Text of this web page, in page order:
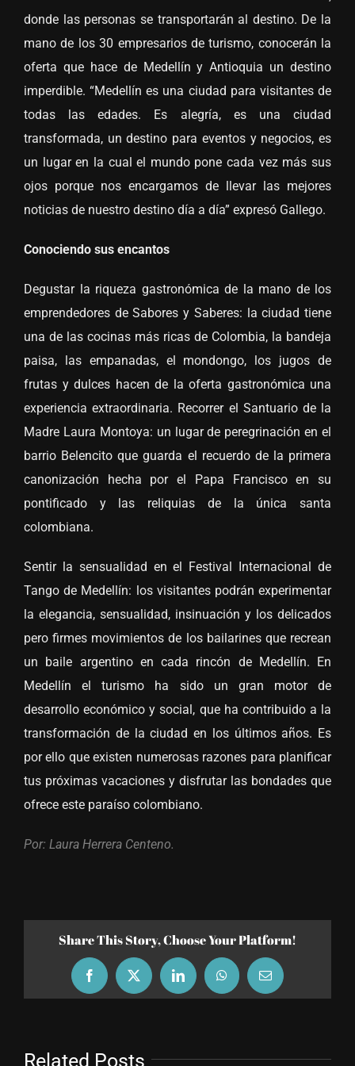
donde las personas se transportarán al destino. De la
mano de los 30 empresarios de turismo, conocerán la
oferta que hace de Medellín y Antioquia un destino
imperdible. “Medellín es una ciudad para visitantes de
todas las edades. Es alegría, es una ciudad
transformada, un destino para eventos y negocios, es
un lugar en la cual el mundo pone cada vez más sus
ojos porque nos encargamos de llevar las mejores
noticias de nuestro destino día a día” expresó Gallego.
Conociendo sus encantos
Degustar la riqueza gastronómica de la mano de los
emprendedores de Sabores y Saberes: la ciudad tiene
una de las cocinas más ricas de Colombia, la bandeja
paisa, las empanadas, el mondongo, los jugos de
frutas y dulces hacen de la oferta gastronómica una
experiencia extraordinaria. Recorrer el Santuario de la
Madre Laura Montoya: un lugar de peregrinación en el
barrio Belencito que guarda el recuerdo de la primera
canonización hecha por el Papa Francisco en su
pontificado y las reliquias de la única santa
colombiana.
Sentir la sensualidad en el Festival Internacional de
Tango de Medellín: los visitantes podrán experimentar
la elegancia, sensualidad, insinuación y los delicados
pero firmes movimientos de los bailarines que recrean
un baile argentino en cada rincón de Medellín. En
Medellín el turismo ha sido un gran motor de
desarrollo económico y social, que ha contribuido a la
transformación de la ciudad en los últimos años. Es
por ello que existen numerosas razones para planificar
tus próximas vacaciones y disfrutar las bondades que
ofrece este paraíso colombiano.
Por: Laura Herrera Centeno.
Share This Story, Choose Your Platform!
FacebookX LinkedInWhatsAppEmail
Related Posts